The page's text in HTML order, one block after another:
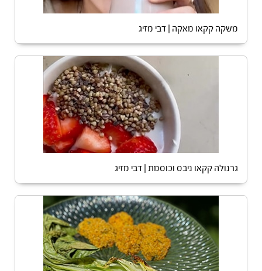
משקה קקאו מאקה | דבי מזיג
גרנולה קקאו ניבס וכוסמת | דבי מזיג